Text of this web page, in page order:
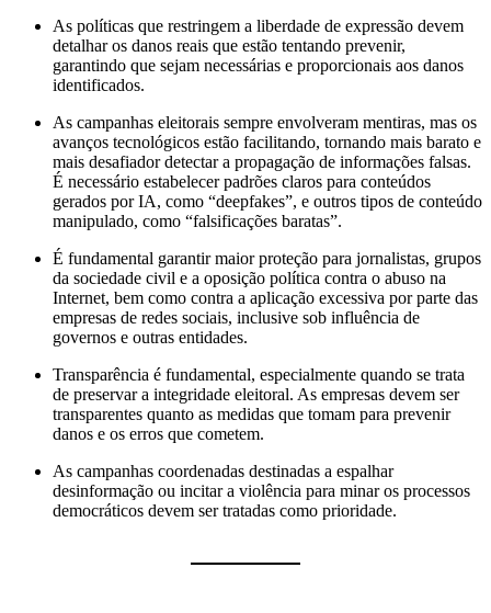
As políticas que restringem a liberdade de expressão devem
detalhar os danos reais que estão tentando prevenir,
garantindo que sejam necessárias e proporcionais aos danos
identificados.
As campanhas eleitorais sempre envolveram mentiras, mas os
avanços tecnológicos estão facilitando, tornando mais barato e
mais desafiador detectar a propagação de informações falsas.
É necessário estabelecer padrões claros para conteúdos
gerados por IA, como “deepfakes”, e outros tipos de conteúdo
manipulado, como “falsificações baratas”.
É fundamental garantir maior proteção para jornalistas, grupos
da sociedade civil e a oposição política contra o abuso na
Internet, bem como contra a aplicação excessiva por parte das
empresas de redes sociais, inclusive sob influência de
governos e outras entidades.
Transparência é fundamental, especialmente quando se trata
de preservar a integridade eleitoral. As empresas devem ser
transparentes quanto as medidas que tomam para prevenir
danos e os erros que cometem.
As campanhas coordenadas destinadas a espalhar
desinformação ou incitar a violência para minar os processos
democráticos devem ser tratadas como prioridade.